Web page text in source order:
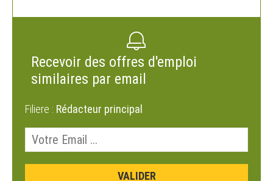
Recevoir des offres d'emploi
similaires par email
Filiere : Rédacteur principal